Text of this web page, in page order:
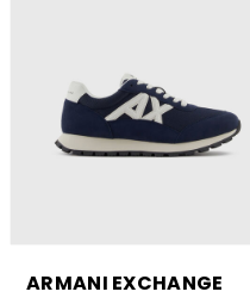
ARMANI EXCHANGE